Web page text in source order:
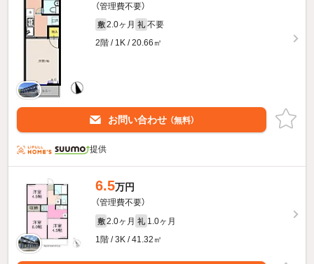
（管理費不要）
敷 2.0ヶ月 礼 不要
2階 / 1K / 20.66㎡
お問い合わせ （無料）
提供
6.5万円
（管理費不要）
敷 2.0ヶ月 礼 1.0ヶ月
1階 / 3K / 41.32㎡